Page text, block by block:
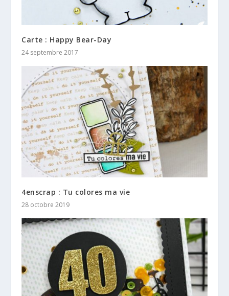
Carte : Happy Bear-Day
24 septembre 2017
4enscrap : Tu colores ma vie
28 octobre 2019